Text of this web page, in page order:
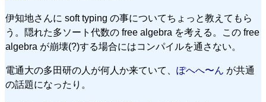
伊知地さんに soft typing の事についてちょっと教えてもら
う。隠れた多ソート代数の free algebra を考える。この free
algebra が崩壊(?)する場合にはコンパイルを通さない。
電通大の多田研の人が何人か来ていて、 ぽへへ〜ん が共通
の話題になったり。